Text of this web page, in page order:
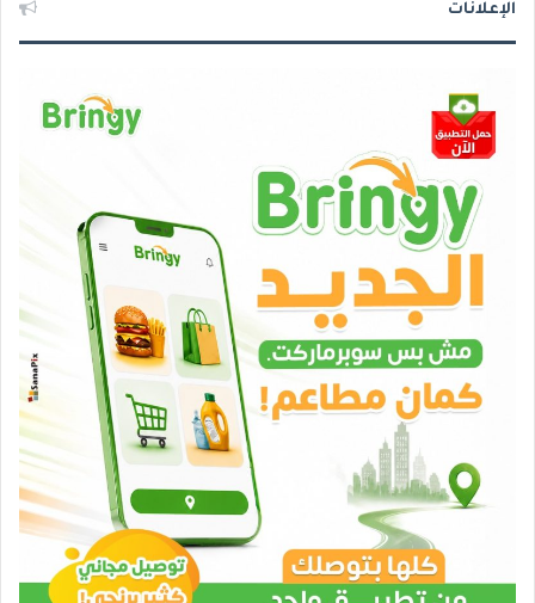
الإعلانات